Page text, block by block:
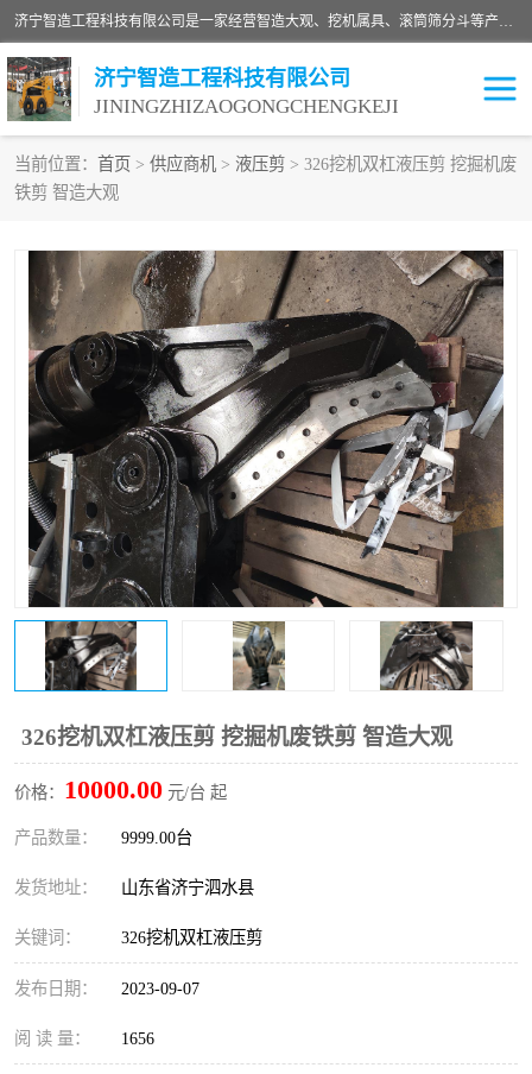
济宁智造工程科技有限公司是一家经营智造大观、挖机属具、滚筒筛分斗等产品的滑移装载机厂家。济宁智造工程科技有限公司奉行以质量赢得用户，诚信为本，互利共赢的宗旨，依靠雄厚的技术力量，科学的管理制度，先进的加工检测设备，始终坚持以客户为中心，免费咨询！
济宁智造工程科技有限公司
JININGZHIZAOGONGCHENGKEJI
当前位置： 首页 > 供应商机 > 液压剪 > 326挖机双杠液压剪 挖掘机废
铁剪 智造大观
326挖机双杠液压剪 挖掘机废铁剪 智造大观
价格： 10000.00 元/台 起
产品数量： 9999.00台
发货地址： 山东省济宁泗水县
关键词： 326挖机双杠液压剪
发布日期： 2023-09-07
阅 读 量： 1656
振动夯
铣挖机 移动破碎机
滚筒筛分斗 粉碎钳
液压剪 土壤修复
铣刨机 开沟机
伐木机 破碎机
打桩机 压路机
枕木机 滑移装载机
清扫器
挖树机 拓荒机
滚筒筛
挖掘机破碎斗